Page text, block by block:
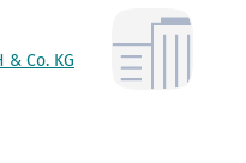
Co. KG